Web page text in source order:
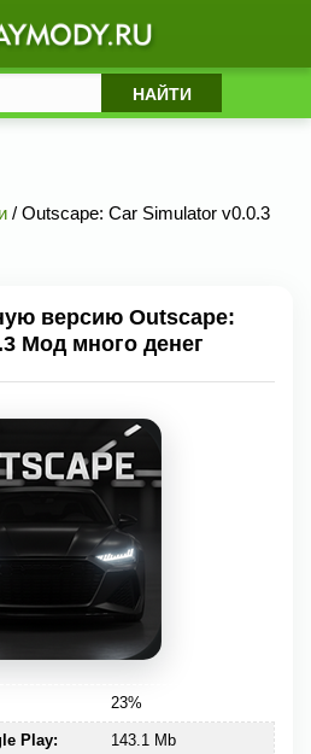
/ Outscape: Car Simulator v0.0.3
версию Outscape:
Мод много денег
23%
Play: 143.1 Mb